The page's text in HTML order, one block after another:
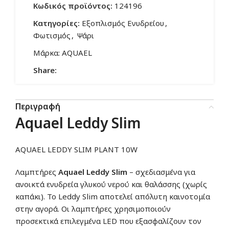
Κωδικός προϊόντος: 124196
Κατηγορίες: Εξοπλισμός Ενυδρείου ,
Φωτισμός , Ψάρι
Μάρκα: AQUAEL
Share:
Περιγραφή
Aquael Leddy Slim
AQUAEL LEDDY SLIM PLANT 10W
Λαμπτήρες Aquael Leddy Slim – σχεδιασμένα για
ανοικτά ενυδρεία γλυκού νερού και θαλάσσης (χωρίς
καπάκι). Το Leddy Slim αποτελεί απόλυτη καινοτομία
στην αγορά. Οι λαμπτήρες χρησιμοποιούν
προσεκτικά επιλεγμένα LED που εξασφαλίζουν τον